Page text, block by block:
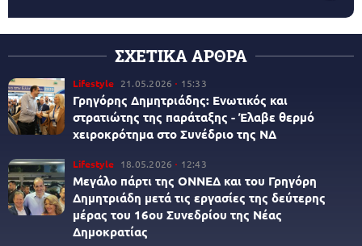
ΣΧΕΤΙΚΑ ΑΡΘΡΑ
Lifestyle 21.05.2026 15:33
Γρηγόρης Δημητριάδης: Ενωτικός και
στρατιώτης της παράταξης - Έλαβε θερμό
χειροκρότημα στο Συνέδριο της ΝΔ
Lifestyle 18.05.2026 12:43
Μεγάλο πάρτι της ΟΝΝΕΔ και του Γρηγόρη
Δημητριάδη μετά τις εργασίες της δεύτερης
μέρας του 16ου Συνεδρίου της Νέας
Δημοκρατίας